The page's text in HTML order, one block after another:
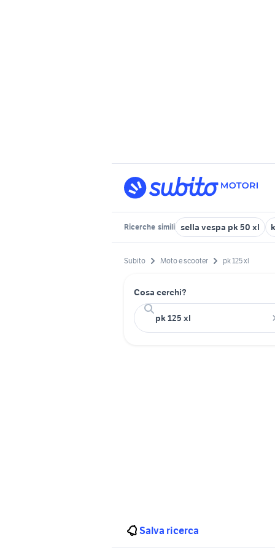
Ricerche simili sella vespa pk 50 xl
Subito Moto e scooter pk 125 xl
Cosa cerchi?
Salva ricerca